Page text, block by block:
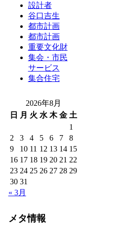
設計者
谷口吉生
都市計画
都市計画
重要文化財
集会・市民
サービス
集合住宅
2026年8月
日
月 火 水 木 金 土
1
2
3 4 5 6 7
8
9
10 11 12 13 14 15
16 17 18 19 20 21 22
23 24 25 26 27 28 29
30 31
« 3月
メタ情報